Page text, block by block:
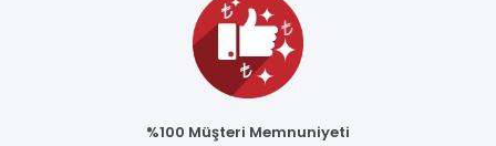
%100 Müşteri Memnuniyeti